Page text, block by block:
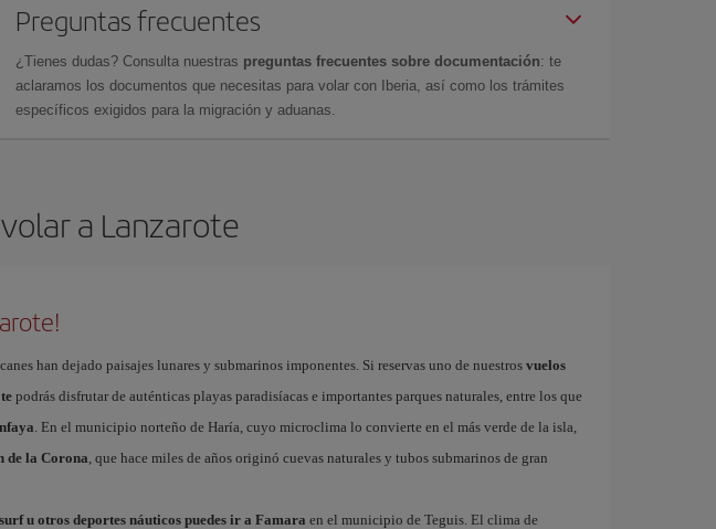
Preguntas frecuentes
¿Tienes dudas? Consulta nuestras preguntas frecuentes sobre documentación: te
aclaramos los documentos que necesitas para volar con Iberia, así como los trámites
específicos exigidos para la migración y aduanas.
a Lanzarote
han dejado paisajes lunares y submarinos imponentes. Si reservas uno de nuestros vuelos
podrás disfrutar de auténticas playas paradisíacas e importantes parques naturales, entre los que
. En el municipio norteño de Haría, cuyo microclima lo convierte en el más verde de la isla,
de la Corona, que hace miles de años originó cuevas naturales y tubos submarinos de gran
u otros deportes náuticos puedes ir a Famara en el municipio de Teguis. El clima de